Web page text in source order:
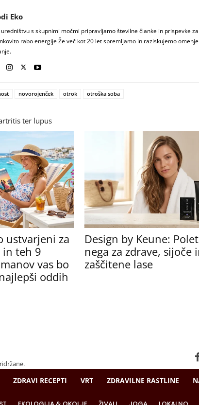
Eko
uredništvu s skupnimi močmi pripravljamo številne članke in prispevke
rabo energije Že več kot 20 let spremljamo in raziskujemo
novorojenček otrok otroška soba
ter lupus
ustvarjeni za
in teh 9
vas bo
oddih
Design by Keune:
nega za zdrave, sijoče
zaščitene lase
ZDRAVI RECEPTI VRT ZDRAVILNE RASTLINE